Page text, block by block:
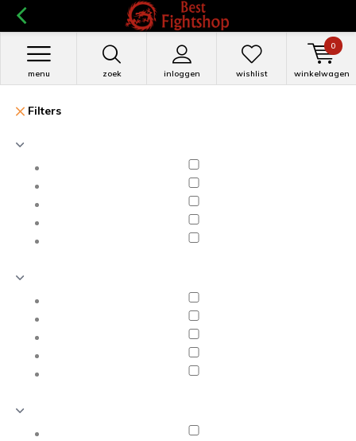
zoek inloggen
menu wishlist winkelwagen
0
Filters